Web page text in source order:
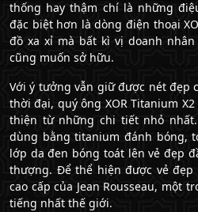
thống hay thậm chí là những
đặc biệt hơn là dòng điện thoại
đồ xa xỉ mà bất kì vị doanh
cũng muốn sở hữu.
Với ý tưởng vẫn giữ được nét đẹp
thời đại, quý ông XOR Titanium
thiện từ những chi tiết nhỏ
dùng bằng titanium đánh bóng,
lớp da đen bóng toát lên vẻ đẹp
thượng. Để thể hiện được vẻ đẹp
cao cấp của Jean Rousseau, một
tiếng nhất thế giới.